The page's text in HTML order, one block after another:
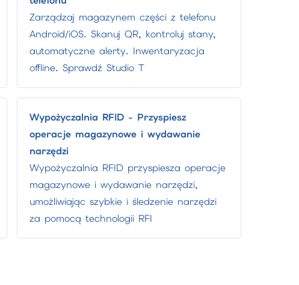
Zarządzaj magazynem części z telefonu
Android/iOS. Skanuj QR, kontroluj stany,
automatyczne alerty. Inwentaryzacja
offline. Sprawdź Studio T
Wypożyczalnia RFID - Przyspiesz
operacje magazynowe i wydawanie
narzędzi
Wypożyczalnia RFID przyspiesza operacje
magazynowe i wydawanie narzędzi,
umożliwiając szybkie i śledzenie narzędzi
za pomocą technologii RFI